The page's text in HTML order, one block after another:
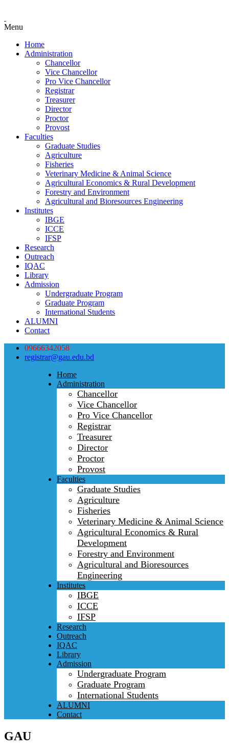
Menu
Home
Administration
Chancellor
Vice Chancellor
Pro Vice Chancellor
Registrar
Treasurer
Director
Proctor
Provost
Faculties
Graduate Studies
Agriculture
Fisheries
Veterinary Medicine & Animal Science
Agricultural Economics & Rural Development
Forestry and Environment
Agricultural and Bioresources Engineering
Institutes
IBGE
ICCE
IFSP
Research
Outreach
IQAC
Library
Admission
Undergraduate Program
Graduate Program
International Students
ALUMNI
Contact
09666342058
registrar@gau.edu.bd
Home
Administration
Chancellor
Vice Chancellor
Pro Vice Chancellor
Registrar
Treasurer
Director
Proctor
Provost
Faculties
Graduate Studies
Agriculture
Fisheries
Veterinary Medicine & Animal Science
Agricultural Economics & Rural
Development
Forestry and Environment
Agricultural and Bioresources
Engineering
Institutes
IBGE
ICCE
IFSP
Research
Outreach
IQAC
Library
Admission
Undergraduate Program
Graduate Program
International Students
ALUMNI
Contact
GAU